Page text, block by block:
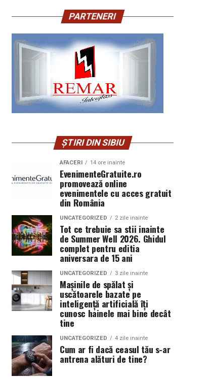
PARTENERI
ȘTIRI DIN SIBIU
AFACERI 14 ore inainte
EvenimenteGratuite.ro
promovează online
evenimentele cu acces gratuit
din România
UNCATEGORIZED 2 zile inainte
Tot ce trebuie sa stii inainte
de Summer Well 2026. Ghidul
complet pentru editia
aniversara de 15 ani
UNCATEGORIZED 3 zile inainte
Mașinile de spălat și
uscătoarele bazate pe
inteligență artificială îți
cunosc hainele mai bine decât
tine
UNCATEGORIZED 4 zile inainte
Cum ar fi dacă ceasul tău s-ar
antrena alături de tine?